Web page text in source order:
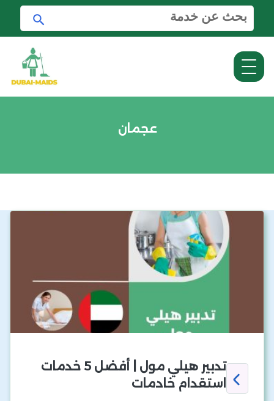
ل
ب
ح
ث
ع
ب
ح
ث
عجمان
تدبير هيلي مول | أفضل 5 خدمات
استقدام خادمات